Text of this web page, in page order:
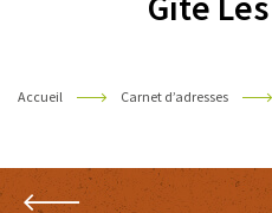
Accueil Carnet d’adresses
Retour